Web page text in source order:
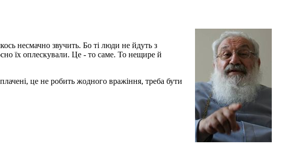
несмачно звучить. Бо ті люди не йдуть з
їх оплескували. Це - то саме. То нещире й
це не робить жодного вражіння, треба бути